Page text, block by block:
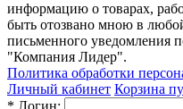
информацию о товарах,
быть отозвано мною в
письменного уведомления
"Компания Лидер".
Политика обработки
Личный кабинет Корзина
* Логин: